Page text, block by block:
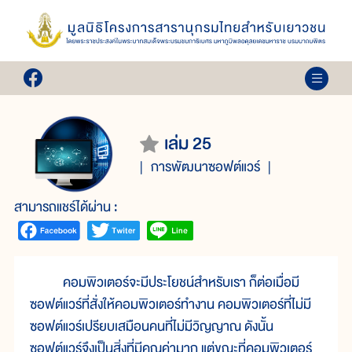
เล่ม 25
การพัฒนาซอฟต์แวร์
สามารถแชร์ได้ผ่าน :
คอมพิวเตอร์จะมีประโยชน์สำหรับเรา ก็ต่อเมื่อมี
ซอฟต์แวร์ที่สั่งให้คอมพิวเตอร์ทำงาน คอมพิวเตอร์ที่ไม่มี
ซอฟต์แวร์เปรียบเสมือนคนที่ไม่มีวิญญาณ ดังนั้น